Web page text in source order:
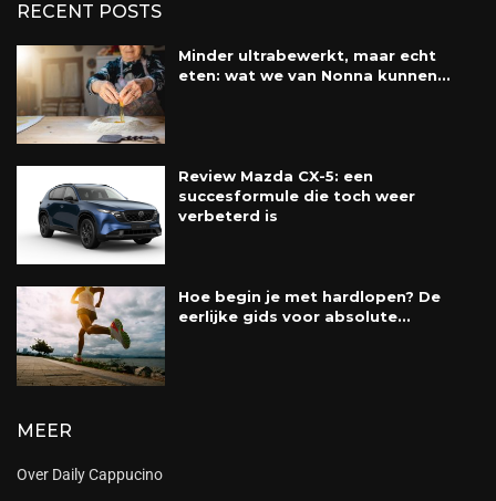
RECENT POSTS
Minder ultrabewerkt, maar echt
eten: wat we van Nonna kunnen...
Review Mazda CX-5: een
succesformule die toch weer
verbeterd is
Hoe begin je met hardlopen? De
eerlijke gids voor absolute...
MEER
Over Daily Cappucino